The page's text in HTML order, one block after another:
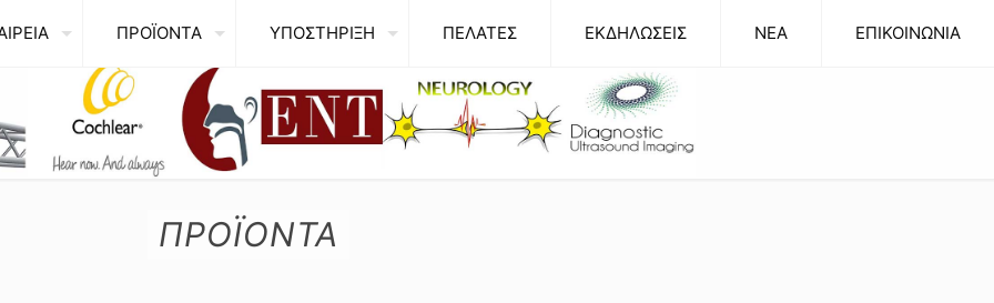
ΠΡΟΪΟΝΤΑ ΥΠΟΣΤΗΡΙΞΗ ΠΕΛΑΤΕΣ ΕΚΔΗΛΩΣΕΙΣ NEA ΕΠΙΚΟΙΝΩΝΙΑ
ΠΡΟΪΟΝΤΑ